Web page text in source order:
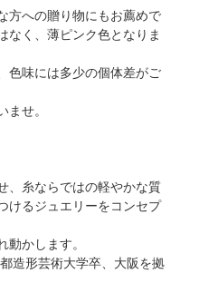
方への贈り物にもお薦めで
なく、薄ピンク色となりま
色味には多少の個体差がご
ませ。
、糸ならではの軽やかな質
けるジュエリーをコンセプ
動かします。
造形芸術大学卒、大阪を拠